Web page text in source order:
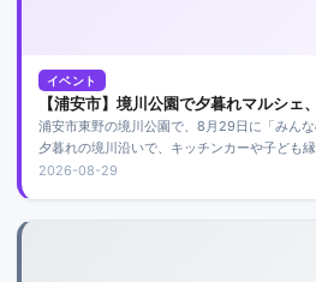
イベント
【浦安市】境川公園で夕暮れマルシェ
浦安市東野の境川公園で、8月29日に「みんな
夕暮れの境川沿いで、キッチンカーや子ども
しめます。
2026-08-29